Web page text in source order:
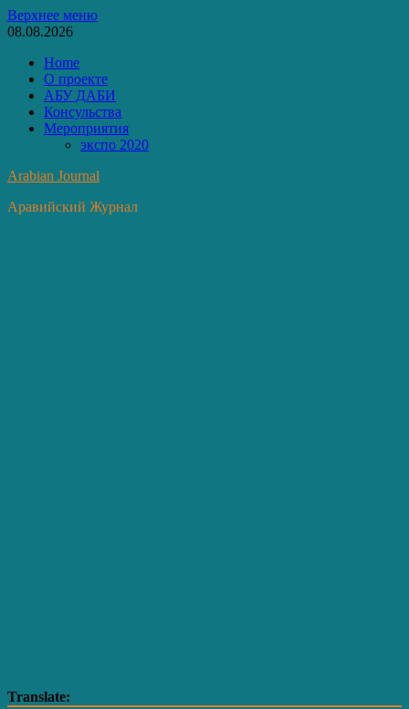
Перейти
к
Верхнее меню
08.08.2026
Home
О проекте
АБУ ДАБИ
Консульства
Мероприятия
экспо 2020
Arabian Journal
Аравийский Журнал
Translate: